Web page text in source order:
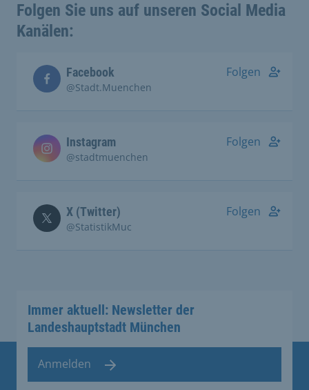
Folgen Sie uns auf unseren Social Media
Kanälen:
Facebook
@Stadt.Muenchen
Folgen
Instagram
@stadtmuenchen
Folgen
X (Twitter)
@StatistikMuc
Folgen
Immer aktuell: Newsletter der
Landeshauptstadt München
Anmelden